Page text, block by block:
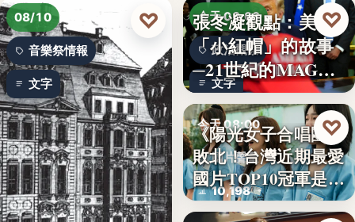
文字
08/10
音樂祭情報
文字
♡ 今天 08:00
政治觀察
文字
張冬凝觀點：美國
「小紅帽」的故事
─21世紀的MAGA
有沒…
♡
今天 08:00
國片聲量
10,198
《陽光女子合唱團》
敗北！台灣近期最愛
國片TOP10冠軍是…
♡